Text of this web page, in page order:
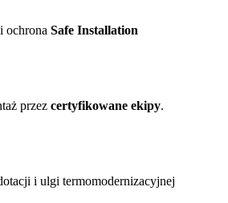
ochrona Safe Installation
przez certyfikowane ekipy.
i ulgi termomodernizacyjnej